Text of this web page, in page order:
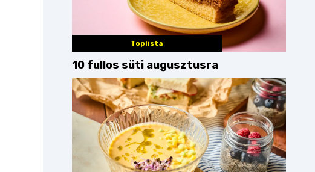
Toplista
10 fullos süti augusztusra